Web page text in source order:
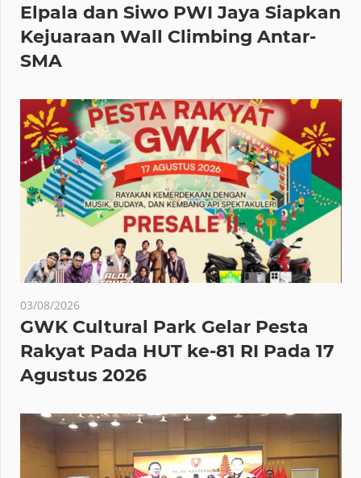
Elpala dan Siwo PWI Jaya Siapkan
Kejuaraan Wall Climbing Antar-
SMA
03/08/2026
GWK Cultural Park Gelar Pesta
Rakyat Pada HUT ke-81 RI Pada 17
Agustus 2026